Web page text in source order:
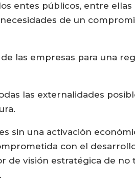
entes públicos, entre ellas
de un
las empresas para una
las externalidades
sin una activación
con el
de visión estratégica de no